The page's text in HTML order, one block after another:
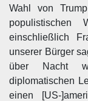
Wahl von
einschließlich
unserer Bürger
über Nacht
diplomatischen
einen [US-